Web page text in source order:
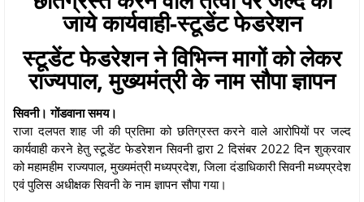
जाये कार्यवाही-स्टूडेंट फेडरेशन
स्टूडेंट फेडरेशन ने विभिन्न मागों को लेकर
राज्यपाल, मुख्यमंत्री के नाम सौपा ज्ञापन
सिवनी। गोंडवाना समय।
राजा दलपत शाह जी की प्रतिमा को छतिग्रस्त करने वाले आरोपियों पर जल्द
कार्यवाही करने हेतु स्टूडेंट फेडरेशन सिवनी द्वारा 2 दिसंबर 2022 दिन शुक्रवार
को महामहीम राज्यपाल, मुख्यमंत्री मध्यप्रदेश, जिला दंडाधिकारी सिवनी मध्यप्रदेश
एवं पुलिस अधीक्षक सिवनी के नाम ज्ञापन सौपा गया।